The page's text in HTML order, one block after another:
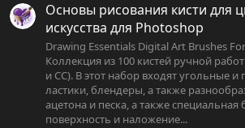
Основы рисования кисти для
искусства для Photoshop
Drawing Essentials Digital Art Brushes
Коллекция из 100 кистей ручной
и CC). В этот набор входят угольные и
ластики, блендеры, а также
ацетона и песка, а также специальная
поверхность и наложение...